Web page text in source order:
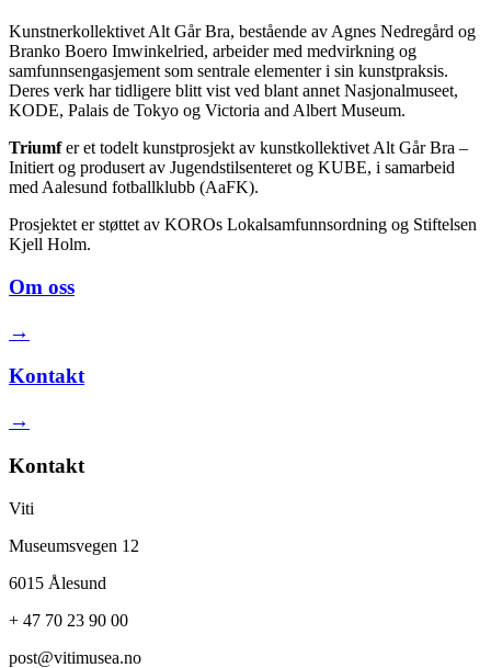
Kunstnerkollektivet Alt Går Bra, bestående av Agnes Nedregård og
Branko Boero Imwinkelried, arbeider med medvirkning og
samfunnsengasjement som sentrale elementer i sin kunstpraksis.
Deres verk har tidligere blitt vist ved blant annet Nasjonalmuseet,
KODE, Palais de Tokyo og Victoria and Albert Museum.
Triumfer et todelt kunstprosjekt av kunstkollektivet Alt Går Bra –
Initiert og produsert av Jugendstilsenteret og KUBE, i samarbeid
med Aalesund fotballklubb (AaFK).
Prosjektet er støttet av KOROs Lokalsamfunnsordning og Stiftelsen
Kjell Holm.
Om oss
→
Kontakt
→
Kontakt
Viti
Museumsvegen 12
6015 Ålesund
+ 47 70 23 90 00
post@vitimusea.no